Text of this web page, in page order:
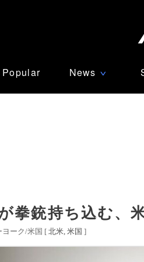
Popular News ∨
拳銃持ち込む、
ヨーク/米国 [北米 米国 ]